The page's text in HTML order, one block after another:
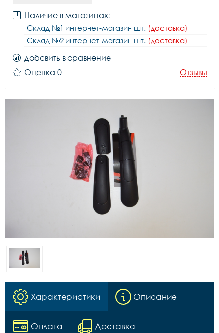
Наличие в магазинах:
Склад №1 интернет-магазин шт. (доставка)
Склад №2 интернет-магазин шт. (доставка)
добавить в сравнение
Оценка 0
Отзывы
Характеристики Описание
Оплата Доставка